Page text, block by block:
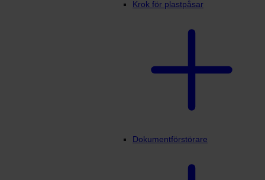
Krok för plastpåsar
Dokumentförstörare